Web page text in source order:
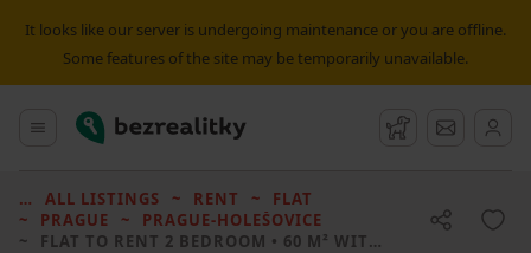
It looks like our server is undergoing maintenance or you are offline.
Some features of the site may be temporarily unavailable.
Main menu
Bezrealitky Watchdog
ALL LISTINGS RENT
FLAT
PRAGUE
PRAGUE-HOLEŠOVICE
FLAT TO RENT 2 BEDROOM • 60 M² WITHOUT REAL ESTATE